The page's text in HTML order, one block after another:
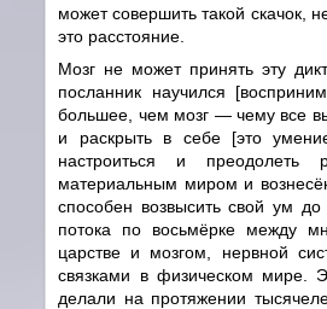
может совершить такой скачок,
это расстояние.
Мозг не может принять эту
посланник научился
большее, чем мозг —чему все
и раскрыть в себе [это
настроиться и преодолеть
материальным миром и
способен возвысить свой ум до
потока по восьмёрке между
царстве и мозгом, нервной
связками в физическом мире.
делали на протяжении